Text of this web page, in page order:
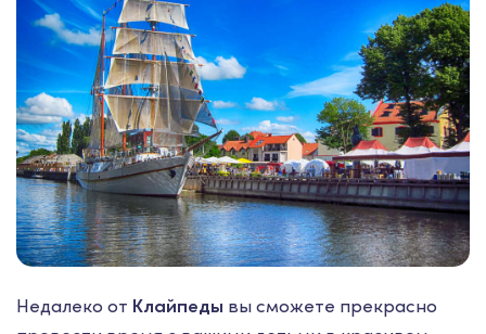
Недалеко от Клайпеды вы сможете прекрасно